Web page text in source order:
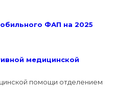
ФАП на 2025
медицинской
помощи отделением